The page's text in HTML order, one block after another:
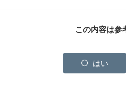
この内容は参
はい